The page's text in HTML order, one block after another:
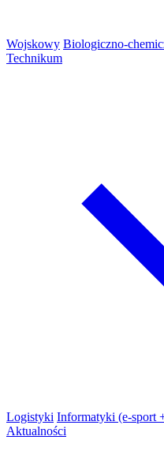
Wojskowy Biologiczno-
Technikum
Logistyki Informatyki (e-sport
Aktualności